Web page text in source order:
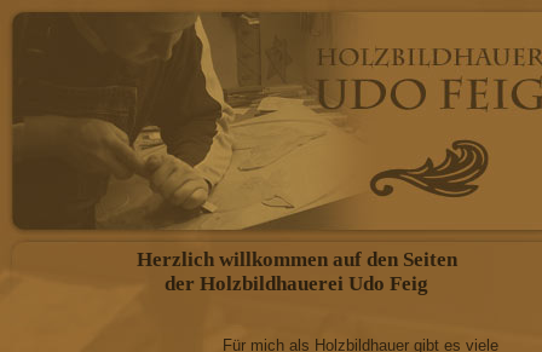
Herzlich willkommen auf den Seiten
der Holzbildhauerei Udo Feig
Für mich als Holzbildhauer gibt es viele